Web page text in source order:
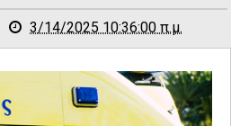
3/14/2025 10:36:00 π.μ.